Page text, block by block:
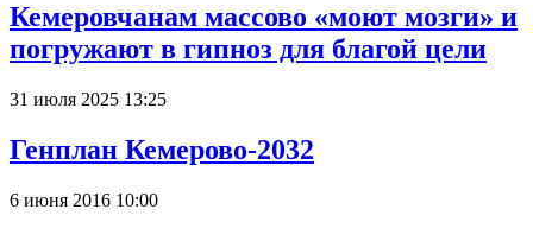
Кемеровчанам массово «моют мозги» и
погружают в гипноз для благой цели
31 июля 2025 13:25
Генплан Кемерово-2032
6 июня 2016 10:00